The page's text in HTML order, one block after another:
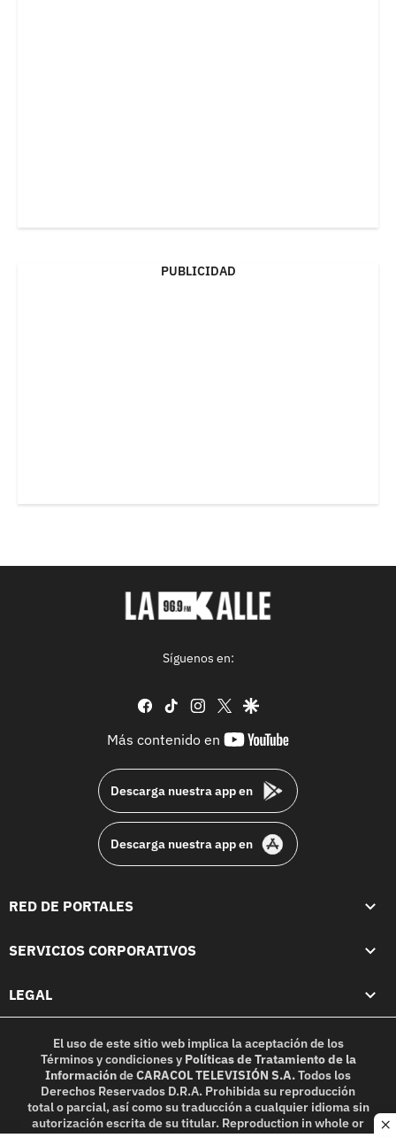
PUBLICIDAD
Síguenos en:
facebook
tiktok instagram
twittergoogle
Más contenido en
youtube-
Descarga nuestra app en
Descarga nuestra app en
RED DE PORTALES
SERVICIOS CORPORATIVOS
LEGAL
El uso de este sitio web implica la aceptación de los
Términos y condicionesy Políticas de Tratamiento de la
InformacióndeCARACOL TELEVISIÓN S.A.Todos los
Derechos Reservados D.R.A. Prohibida su reproducción
total o parcial, así como su traducción a cualquier idioma sin
autorización escrita de su titular. Reproduction in whole or